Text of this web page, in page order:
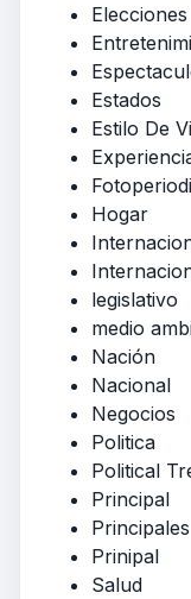
Elecciones
Estados
Estilo De
Hogar
legislativo
medio
Nación
Nacional
Negocios
Politica
Political
Principal
Principales
Prinipal
Salud